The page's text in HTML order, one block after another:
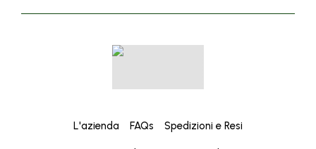
L'azienda FAQs Spedizioni e Resi